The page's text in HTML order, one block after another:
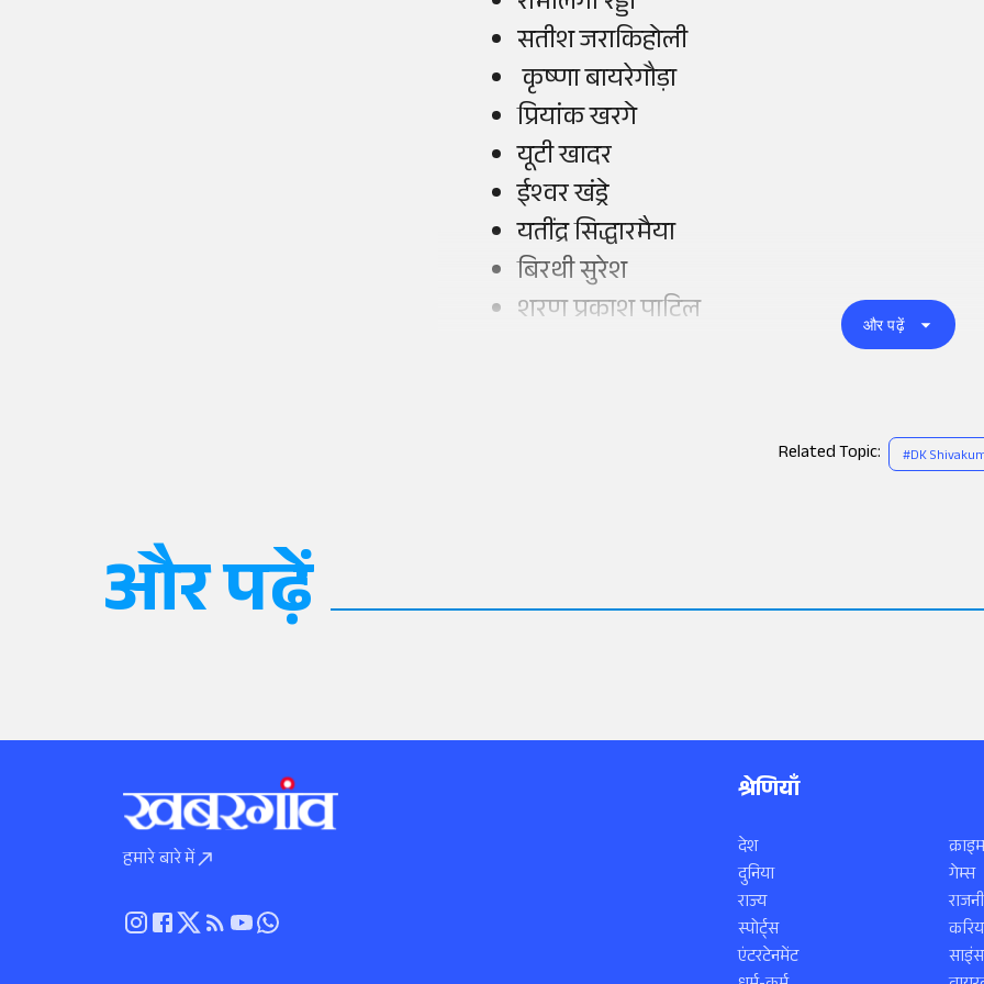
सतीश जराकिहोली
कृष्णा बायरेगौड़ा
प्रियांक खरगे
यूटी खादर
ईश्वर खंड्रे
यतींद्र सिद्धारमैया
बिरथी सुरेश
शरण प्रकाश पाटिल
और पढ़ें
Related Topic: #DK
और पढ़ें
हमारे बारे में
श्रेणियाँ
देश
दुनिया
राज्य
स्पोर्ट्स
एंटरटेनमेंट
गेम्स